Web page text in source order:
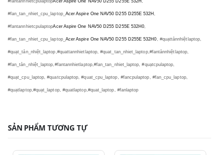
#fan_tan_nhiet_cpu_laptop_ Acer Aspire One NAV50 D255 D255E 532H
#fantannhietcpulaptopAcer Aspire One NAV50 D255 D255E 532H0
#fan_tan_nhiet_cpu_laptop_ Acer Aspire One NAV50 D255 D255E 532H0 , #quạttảnnhiệtlaptop,
#quạt_tản_nhiệt_laptop,#quattannhietlaptop, #quat_tan_nhiet_laptop,#fantảnnhiệtlaptop,
#fan_tản_nhiệt_laptop,#fantannhietlaptop,#fan_tan_nhiet_laptop, #quạtcpulaptop,
#quạt_cpu_laptop, #quatcpulaptop, #quat_cpu_laptop, #fancpulaptop, #fan_cpu_laptop,
#quạtlaptop,#quạt_laptop, #quatlaptop,#quat_laptop, #fanlaptop
SẢN PHẨM TƯƠNG TỰ